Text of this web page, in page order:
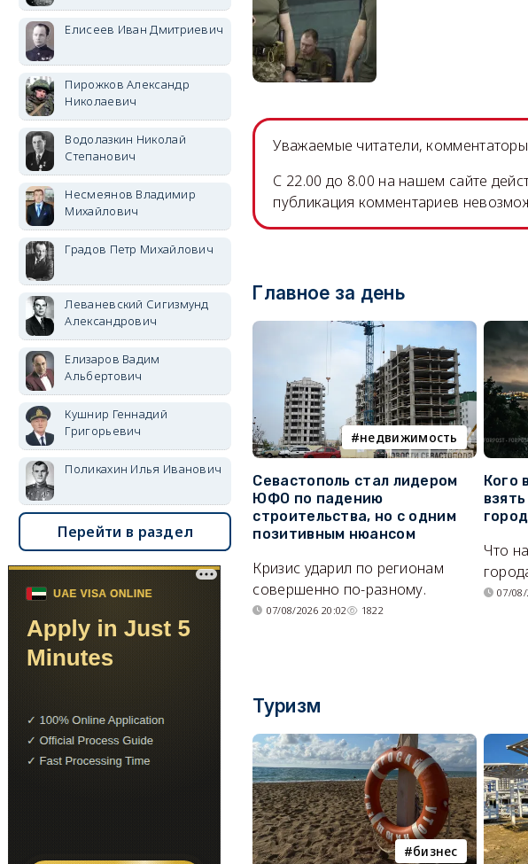
Уважаемые читатели,
C 22.00 до 8.00 на нашем сайте
публикация комментариев
Главное за день
недвижимость
Севастополь стал лидером
ЮФО по падению
строительства, но с одним
позитивным нюансом
Кризис ударил по регионам
совершенно по-разному.
07/08/2026 20:02 1822
Кого
Что
07/
Туризм
бизнес
Елисеев Иван Дмитриевич
Пирожков Александр
Николаевич
Водолазкин Николай
Степанович
Несмеянов Владимир
Михайлович
Градов Петр Михайлович
Леваневский Сигизмунд
Александрович
Елизаров Вадим
Альбертович
Кушнир Геннадий
Григорьевич
Поликахин Илья Иванович
Перейти в раздел